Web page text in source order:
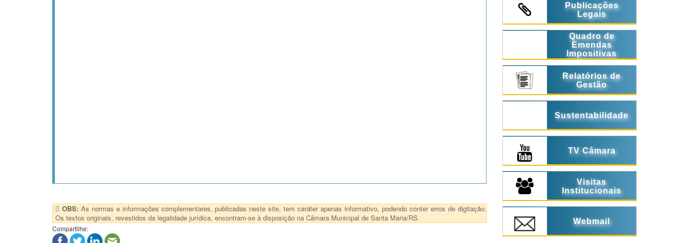
OBS: As normas e informações complementares, publicadas neste site, tem caráter apenas informativo, podendo conter erros de digitação.
Os textos originais, revestidos da legalidade jurídica, encontram-se à disposição na Câmara Municipal de Santa Maria/RS.
Compartilhe:
Publicações
Legais
Quadro de
Emendas
Impositivas
Relatórios de
Gestão
Sustentabilidade
TV Câmara
Visitas
Institucionais
Webmail